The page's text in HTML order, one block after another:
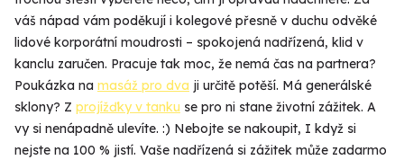
váš nápad vám poděkují i kolegové přesně v duchu odvěké
lidové korporátní moudrosti – spokojená nadřízená, klid v
kanclu zaručen. Pracuje tak moc, že nemá čas na partnera?
Poukázka na masáž pro dva ji určitě potěší. Má generálské
sklony? Z projížďky v tanku se pro ni stane životní zážitek. A
vy si nenápadně ulevíte. :) Nebojte se nakoupit, I když si
nejste na 100 % jistí. Vaše nadřízená si zážitek může zadarmo